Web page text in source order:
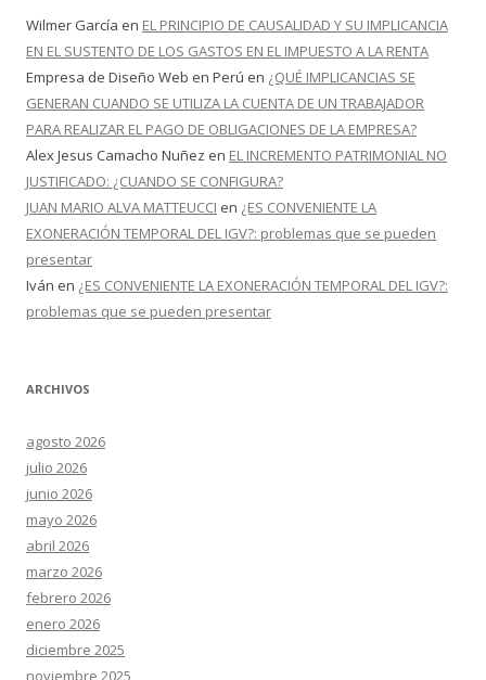
Wilmer García en EL PRINCIPIO DE CAUSALIDAD Y SU IMPLICANCIA
EN EL SUSTENTO DE LOS GASTOS EN EL IMPUESTO A LA RENTA
Empresa de Diseño Web en Perú en ¿QUÉ IMPLICANCIAS SE
GENERAN CUANDO SE UTILIZA LA CUENTA DE UN TRABAJADOR
PARA REALIZAR EL PAGO DE OBLIGACIONES DE LA EMPRESA?
Alex Jesus Camacho Nuñez en EL INCREMENTO PATRIMONIAL NO
JUSTIFICADO: ¿CUANDO SE CONFIGURA?
JUAN MARIO ALVA MATTEUCCI en ¿ES CONVENIENTE LA
EXONERACIÓN TEMPORAL DEL IGV?: problemas que se pueden
presentar
Iván en ¿ES CONVENIENTE LA EXONERACIÓN TEMPORAL DEL IGV?:
problemas que se pueden presentar
ARCHIVOS
agosto 2026
julio 2026
junio 2026
mayo 2026
abril 2026
marzo 2026
febrero 2026
enero 2026
diciembre 2025
noviembre 2025